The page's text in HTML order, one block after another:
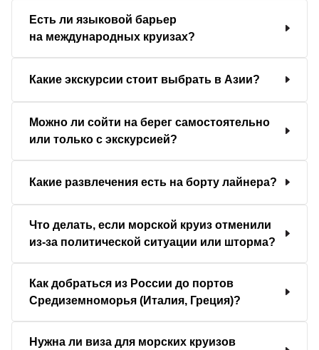
Есть ли языковой барьер
на международных круизах?
Какие экскурсии стоит выбрать в Азии?
Можно ли сойти на берег самостоятельно
или только с экскурсией?
Какие развлечения есть на борту лайнера?
Что делать, если морской круиз отменили
из-за политической ситуации или шторма?
Как добраться из России до портов
Средиземноморья (Италия, Греция)?
Нужна ли виза для морских круизов